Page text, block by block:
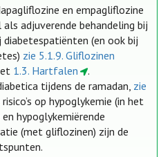
en empagliflozine
adjuverende behandeling bij
(en ook bij
zie 5.1.9. Gliflozinen
1.3. Hartfalen
.
tijdens de ramadan, zie
risico’s op hypoglykemie (in het
hypoglykemiërende
(met gliflozinen) zijn de